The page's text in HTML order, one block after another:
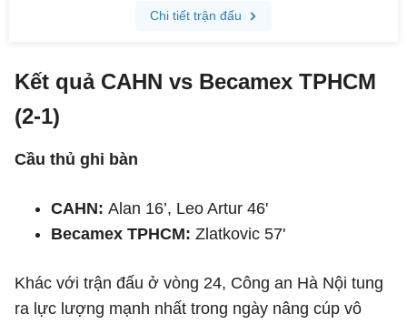
Kết quả CAHN vs Becamex TPHCM
(2-1)
Cầu thủ ghi bàn
CAHN: Alan 16’, Leo Artur 46'
Becamex TPHCM: Zlatkovic 57'
Khác với trận đấu ở vòng 24, Công an Hà Nội tung
ra lực lượng mạnh nhất trong ngày nâng cúp vô